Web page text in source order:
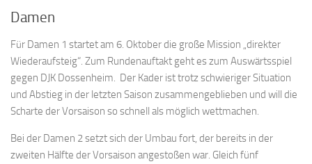
Damen
Für Damen 1 startet am 6. Oktober die große Mission „direkter
Wiederaufsteig“. Zum Rundenauftakt geht es zum Auswärtsspiel
gegen DJK Dossenheim. Der Kader ist trotz schwieriger Situation
und Abstieg in der letzten Saison zusammengeblieben und will die
Scharte der Vorsaison so schnell als möglich wettmachen.
Bei der Damen 2 setzt sich der Umbau fort, der bereits in der
zweiten Hälfte der Vorsaison angestoßen war. Gleich fünf